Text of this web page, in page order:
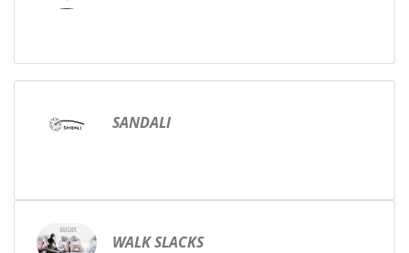
SANDALI
WALK SLACKS